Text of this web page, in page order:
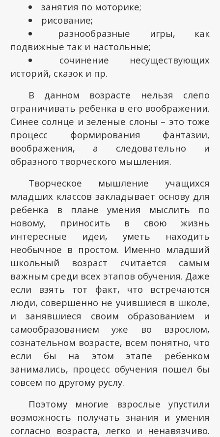
занятия по моторике;
рисование;
разнообразные игры, как
подвижные так и настольные;
сочинение несуществующих
историй, сказок и пр.
В данном возрасте нельзя слепо
ограничивать ребенка в его воображении.
Синее солнце и зеленые слоны – это тоже
процесс формирования фантазии,
воображения, а следовательно и
образного творческого мышления.
Творческое мышление учащихся
младших классов закладывает основу для
ребенка в плане умения мыслить по
новому, приносить в свою жизнь
интересные идеи, уметь находить
необычное в простом. Именно младший
школьный возраст считается самым
важным среди всех этапов обучения. Даже
если взять тот факт, что встречаются
люди, совершенно не учившиеся в школе,
и занявшиеся своим образованием и
самообразованием уже во взрослом,
сознательном возрасте, всем понятно, что
если бы на этом этапе ребенком
занимались, процесс обучения пошел бы
совсем по другому руслу.
Поэтому многие взрослые упустили
возможность получать знания и умения
согласно возраста, легко и ненавязчиво.